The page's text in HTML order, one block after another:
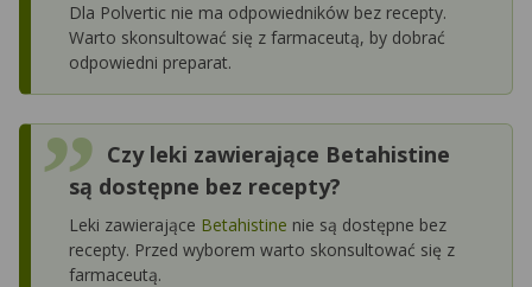
Dla Polvertic nie ma odpowiedników bez recepty.
Warto skonsultować się z farmaceutą, by dobrać
odpowiedni preparat.
Czy leki zawierające Betahistine
są dostępne bez recepty?
Leki zawierające Betahistine nie są dostępne bez
recepty. Przed wyborem warto skonsultować się z
farmaceutą.